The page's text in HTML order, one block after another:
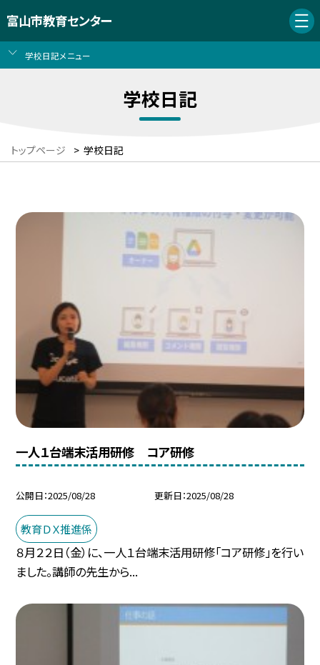
富山市教育センター
学校日記メニュー
学校日記
トップページ > 学校日記
一人１台端末活用研修 コア研修
公開日 2025/08/28 更新日 2025/08/28
教育ＤＸ推進係
８月２２日（金）に、一人１台端末活用研修「コア研修」を行い
ました。講師の先生から...